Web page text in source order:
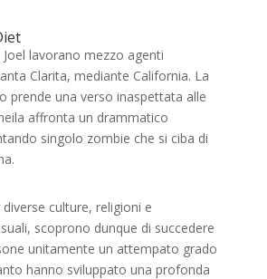
Joel lavorano mezzo agenti
Clarita, mediante California. La
prende una verso inaspettata alle
affronta un drammatico
singolo zombie che si ciba di
culture, religioni e
scoprono dunque di succedere
unitamente un attempato grado
hanno sviluppato una profonda